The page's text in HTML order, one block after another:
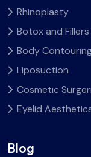
Rhinoplasty
Botox and Fillers
Body
Liposuction
Cosmetic
Eyelid
Blog